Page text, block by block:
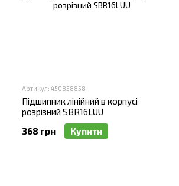
Артикул: 450858858
Підшипник лінійний в корпусі
розрізний SBR16LUU
368 грн
Купити